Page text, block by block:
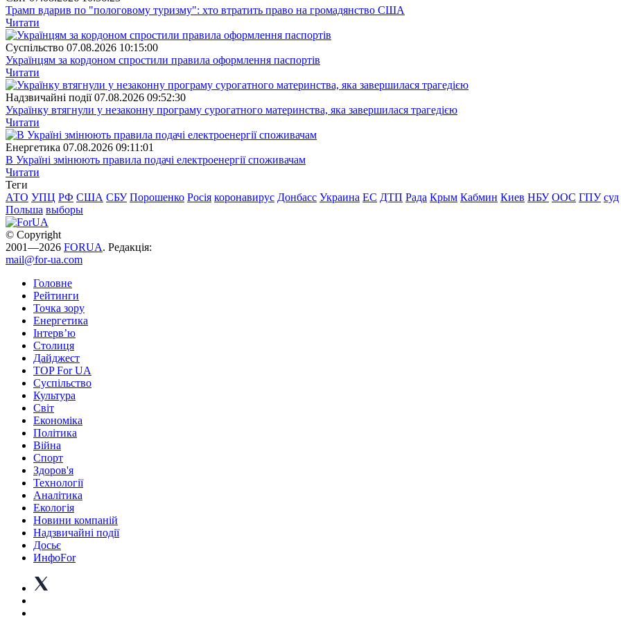
Трамп вдарив по "пологовому туризму": хто втратить право на громадянство США
Читати
Суспiльство 07.08.2026 10:15:00
Українцям за кордоном спростили правила оформлення паспортів
Читати
Надзвичайні події 07.08.2026 09:52:30
Українку втягнули у незаконну програму сурогатного материнства, яка завершилася трагедією
Читати
Енергетика 07.08.2026 09:11:01
В Україні змінюють правила подачі електроенергії споживачам
Читати
Теги
АТО УПЦ РФ США СБУ Порошенко Росія коронавирус Донбасс Украина ЕС ДТП Рада Крым Кабмин Киев НБУ ООС ГПУ суд
Польша выборы
© Copyright
2001—2026 FORUA. Редакція:
mail@for-ua.com
Головне
Рейтинги
Точка зору
Енергетика
Інтерв’ю
Столиця
Дайджест
TOP For UA
Суспiльство
Культура
Світ
Економіка
Політика
Війна
Спорт
Здоров'я
Технології
Аналітика
Екологія
Новини компаній
Надзвичайні події
Досьє
ИнфоFor